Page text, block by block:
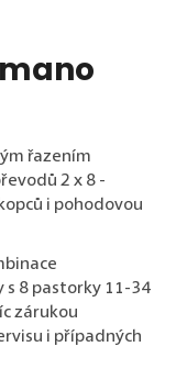
řazením
2 x 8 -
i pohodovou
8 pastorky 11-34
zárukou
i případných